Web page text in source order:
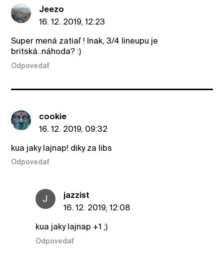
Jeezo
16. 12. 2019, 12:23
Super mená zatiaľ ! Inak, 3/4 lineupu je
britská..náhoda? :)
Odpovedať
cookie
16. 12. 2019, 09:32
kua jaky lajnap! diky za libs
Odpovedať
J
jazzist
16. 12. 2019, 12:08
kua jaky lajnap +1 ;)
Odpovedať